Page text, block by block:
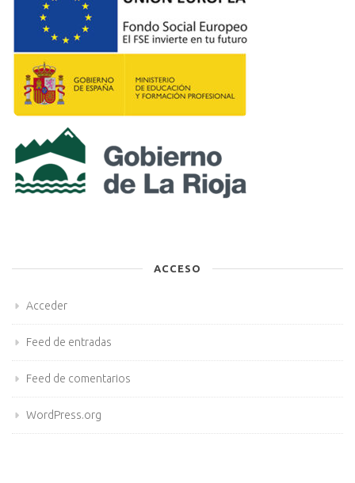
ACCESO
Acceder
Feed de entradas
Feed de comentarios
WordPress.org